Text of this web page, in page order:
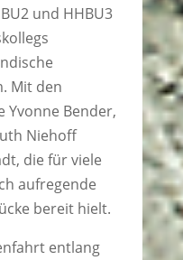
und HHBU3
Mit den
Yvonne Bender,
Niehoff
die für viele
aufregende
bereit hielt.
entlang